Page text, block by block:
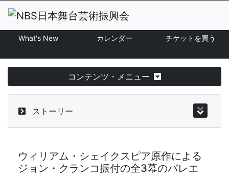
What's New カレンダー チケットを買う
コンテンツ・メニュー
ストーリー
ウィリアム・シェイクスピア原作による
ジョン・クランコ振付の全3幕のバレエ